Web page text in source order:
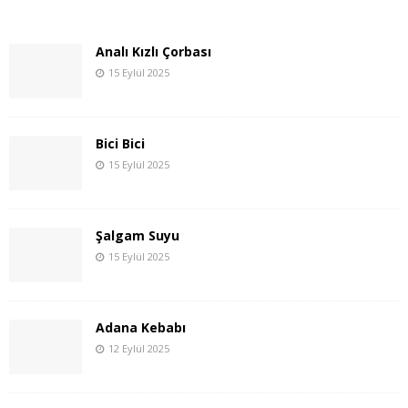
Analı Kızlı Çorbası
15 Eylül 2025
Bici Bici
15 Eylül 2025
Şalgam Suyu
15 Eylül 2025
Adana Kebabı
12 Eylül 2025